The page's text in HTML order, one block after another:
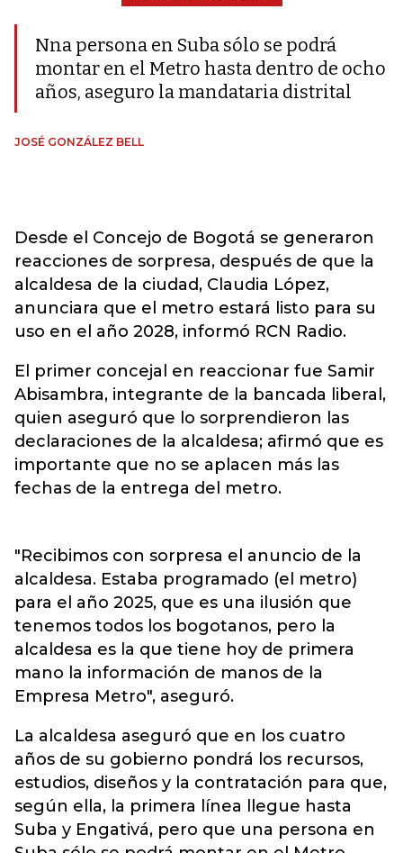
Nna persona en Suba sólo se podrá
montar en el Metro hasta dentro de ocho
años, aseguro la mandataria distrital
JOSÉ GONZÁLEZ BELL
Desde el Concejo de Bogotá se generaron
reacciones de sorpresa, después de que la
alcaldesa de la ciudad, Claudia López,
anunciara que el metro estará listo para su
uso en el año 2028, informó RCN Radio.
El primer concejal en reaccionar fue Samir
Abisambra, integrante de la bancada liberal,
quien aseguró que lo sorprendieron las
declaraciones de la alcaldesa; afirmó que es
importante que no se aplacen más las
fechas de la entrega del metro.
"Recibimos con sorpresa el anuncio de la
alcaldesa. Estaba programado (el metro)
para el año 2025, que es una ilusión que
tenemos todos los bogotanos, pero la
alcaldesa es la que tiene hoy de primera
mano la información de manos de la
Empresa Metro", aseguró.
La alcaldesa aseguró que en los cuatro
años de su gobierno pondrá los recursos,
estudios, diseños y la contratación para que,
según ella, la primera línea llegue hasta
Suba y Engativá, pero que una persona en